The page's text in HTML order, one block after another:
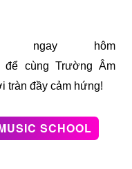
hôm
để cùng Trường Âm
tràn đầy cảm hứng!
SCHOOL